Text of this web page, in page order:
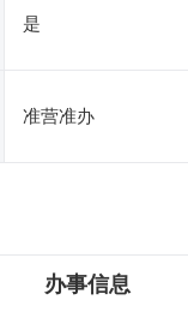
是
准营准办
办事信息